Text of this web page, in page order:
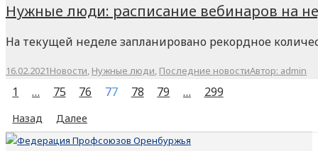
Нужные люди: расписание вебинаров на
На текущей неделе запланировано рекордное
16.02.2021Новости, Нужные люди, Последние новостиАвтор: admin
1 … 75 76 77 78 79 … 299
Назад Далее